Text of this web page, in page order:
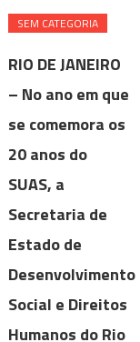
SEM CATEGORIA
RIO DE JANEIRO
– No ano em que
se comemora os
20 anos do
SUAS, a
Secretaria de
Estado de
Desenvolvimento
Social e Direitos
Humanos do Rio